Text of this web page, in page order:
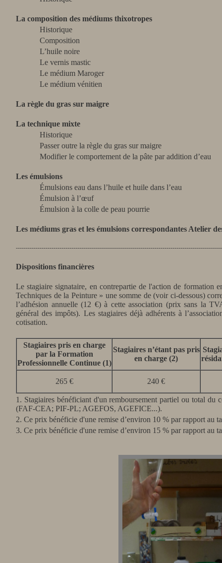
La composition des médiums thixotropes
Historique
Composition
L’huile noire
Le vernis mastic
Le médium Maroger
Le médium vénitien
La règle du gras sur maigre
La technique mixte
Historique
Passer outre la règle du gras sur maigre
Modifier le comportement de la pâte par addition d’eau
Les émulsions
Émulsions eau dans l’huile et huile dans l’eau
Émulsion à l’œuf
Émulsion à la colle de peau pourrie
Les médiums gras et les émulsions correspondantes Atelier
Dispositions financières
Le stagiaire signataire, en contrepartie de l'action de formation
Techniques de la Peinture » une somme de (voir ci-dessous)
l’adhésion annuelle (12 €) à cette association (prix sans la
général des impôts). Les stagiaires déjà adhérents à
cotisation.
Stagiaires pris en charge
par la Formation
Professionnelle Continue (1)
Stagiaires n’étant pas pris
en charge (2)
265 € 240 €
1. Stagiaires bénéficiant d'un remboursement partiel ou total du
(FAF-CEA; PIF-PL; AGEFOS, AGEFICE...).
2. Ce prix bénéficie d'une remise d’environ 10 % par rapport au
3. Ce prix bénéficie d'une remise d’environ 15 % par rapport au